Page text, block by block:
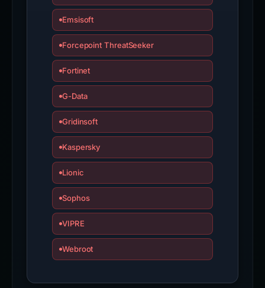
Emsisoft
Forcepoint ThreatSeeker
Fortinet
G-Data
Gridinsoft
Kaspersky
Lionic
Sophos
VIPRE
Webroot